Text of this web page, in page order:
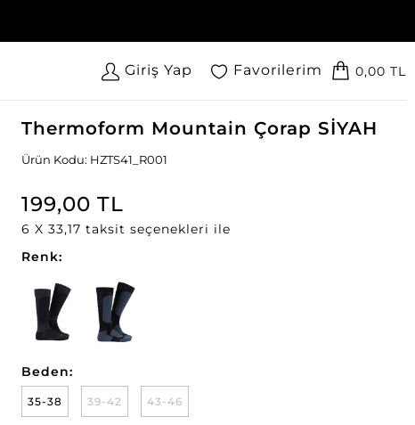
Giriş Yap Favorilerim 0,00 TL
Thermoform Mountain Çorap SİYAH
Ürün Kodu: HZTS41_R001
199,00 TL
6 X 33,17 taksit seçenekleri ile
Renk:
Beden:
35-38 39-42 43-46